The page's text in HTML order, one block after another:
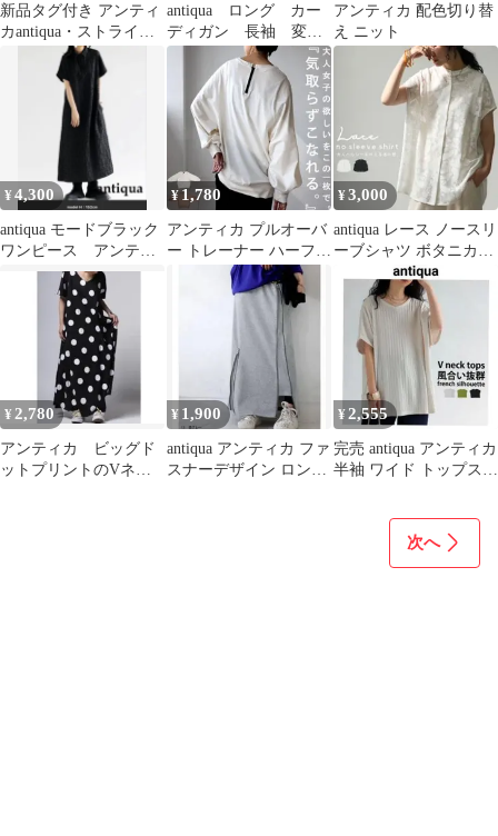
新品タグ付き アンティ
カantiqua・ストライプ
風配色切替フレアスカ
antiqua ロング カー
ディガン 長袖 変
形 トップス フー
ド 紐 M
アンティカ 配色切り替
え ニット
¥4,300
antiqua モードブラック
ワンピース アンティ
¥1,780
アンティカ プルオーバ
ー トレーナー ハーフジ
ップ アイボリー ボリュ
¥3,000
antiqua レース ノースリ
ーブシャツ ボタニカル
柄 ホワイト
¥ 2,780
アンティカ ビッグド
ットプリントのVネッ
¥ 1,900
antiqua アンティカ ファ
スナーデザイン ロング
¥2,555
完売 antiqua アンティカ
半袖 ワイド トップス
次へ